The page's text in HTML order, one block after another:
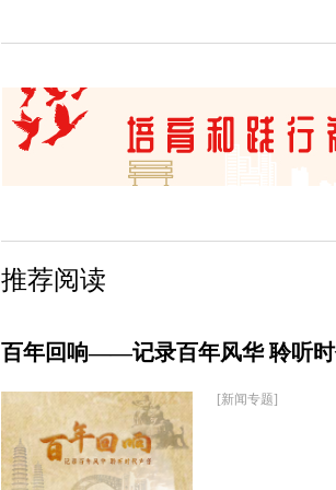
推荐阅读
百年回响——记录百年风华 聆听
[新闻专题]